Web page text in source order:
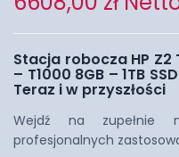
Stacja robocza HP Z2
– T1000 8GB – 1TB
Teraz i w przyszłości
Wejdź na zupełnie
profesjonalnych